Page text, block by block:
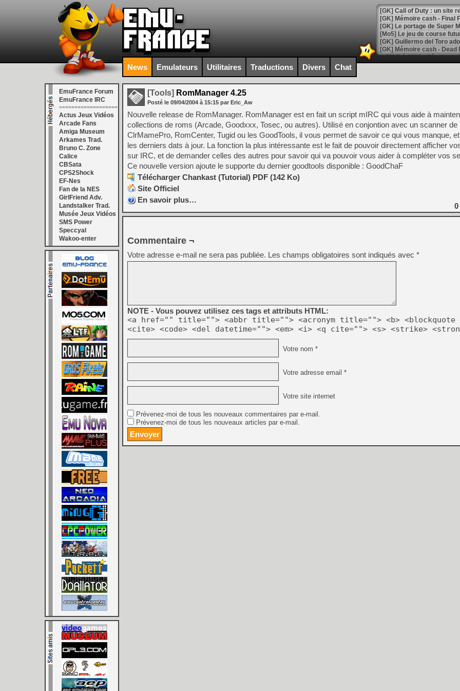
[GK] Le portage de Super
[Mo5] Le jeu de course
[GK] Guillermo del Toro
[LTF] Eté 2026 - Séquence
[GK] Mistfall Hunter :
[GK] Wo Long 2 évolue
[GK] Crossfire : un TPS à
[LS] [PS5] Premiers
[Mo5] DOOM arrive en
[GK] Bethesda fête les 30
[GK] Roblox : l'action en
[GK] Agenda - GeForce
[GK] Devolver Digital en a
[LS] [PS5] ps5-y2jb-
[GK] Pourquoi Marvel
[GK] GTA 6 : Rockstar
[GK] Hot Wheels Infinite
[GK] Mémoire cash -
[GK] Résultats Nintendo :
[GK] Déjà des
[Mo5] Brickboy cherche à
[GK] Minecraft et ses «
[GK] Beast of
[GK] Ubisoft : fin de partie
[GK] Mémoire cash -
[GK] Dan Houser (GTA)
[GK] Comment EA Sports
[GK] Crimson Moon : un
[GK] Isle of Reveries : le
News Emulateurs Utilitaires Traductions Divers Chat
EmuFrance Forum
EmuFrance IRC
===================
Actus Jeux Vidéos
Arcade Fans
Amiga Museum
Arkames Trad.
Bruno C. Zone
Calice
CBSata
CPS2Shock
EF-Nes
Fan de la NES
GirlFriend Adv.
Landstalker Trad.
Musée Jeux Vidéos
SMS Power
Speccyal
Wakoo-enter
[Tools] RomManager 4.25
Posté le 09/04/2004 à 15:15 par Eric_Aw
Nouvelle release de RomManager. RomManager est en fait un script mIRC qui vous aide à
collections de roms (Arcade, Goodxxx, Tosec, ou autres). Utilisé en conjontion avec un scanner
ClrMamePro, RomCenter, Tugid ou les GoodTools, il vous permet de savoir ce qui vous manque,
les derniers dats à jour. La fonction la plus intéressante est le fait de pouvoir directement afficher
sur IRC, et de demander celles des autres pour savoir qui va pouvoir vous aider à compléter vos
Ce nouvelle version ajoute le supporte du dernier goodtools disponible : GoodChaF
Télécharger Chankast (Tutorial) PDF (142 Ko)
Site Officiel
En savoir plus…
0
Commentaire ¬
Votre adresse e-mail ne sera pas publiée. Les champs obligatoires sont indiqués avec *
NOTE - Vous pouvez utilisez ces tags et attributs HTML:
<a href="" title=""> <abbr title=""> <acronym title=""> <b> <blockquote
<cite> <code> <del datetime=""> <em> <i> <q cite=""> <s> <strike>
Votre nom *
Votre adresse email *
Votre site internet
Prévenez-moi de tous les nouveaux commentaires par e-mail.
Prévenez-moi de tous les nouveaux articles par e-mail.